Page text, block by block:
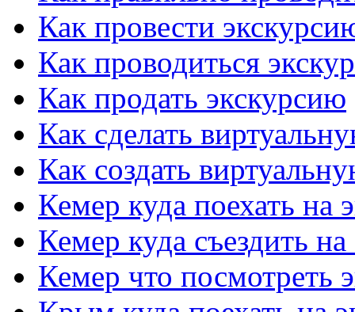
Как провести
Как проводиться
Как продать экскурсию
Как сделать
Как создать
Кемер куда поехать на
Кемер куда съездить
Кемер что посмотреть